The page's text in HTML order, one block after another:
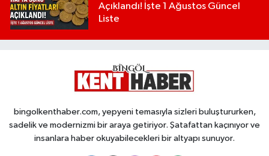
Açıklandı! İşte 1 Ağustos Güncel
Liste
bingolkenthaber.com, yepyeni temasıyla sizleri buluştururken,
sadelik ve modernizmi bir araya getiriyor. Şatafattan kaçınıyor ve
insanlara haber okuyabilecekleri bir altyapı sunuyor.